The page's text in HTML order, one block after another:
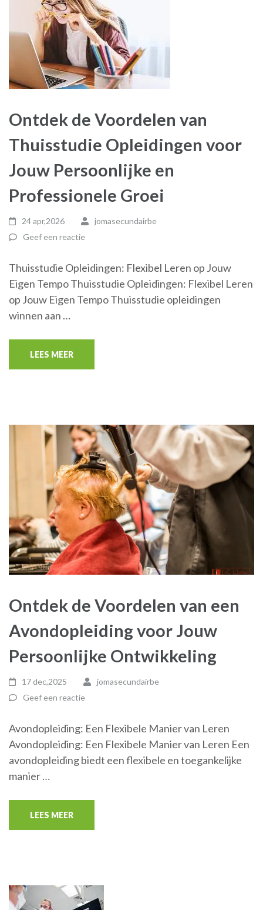
Ontdek de Voordelen van
Thuisstudie Opleidingen voor
Jouw Persoonlijke en
Professionele Groei
24 apr,2026
jomasecundairbe
Geef een reactie
Thuisstudie Opleidingen: Flexibel Leren op Jouw
Eigen Tempo Thuisstudie Opleidingen: Flexibel Leren
op Jouw Eigen Tempo Thuisstudie opleidingen
winnen aan …
LEES MEER
Ontdek de Voordelen van een
Avondopleiding voor Jouw
Persoonlijke Ontwikkeling
17 dec,2025
jomasecundairbe
Geef een reactie
Avondopleiding: Een Flexibele Manier van Leren
Avondopleiding: Een Flexibele Manier van Leren Een
avondopleiding biedt een flexibele en toegankelijke
manier …
LEES MEER